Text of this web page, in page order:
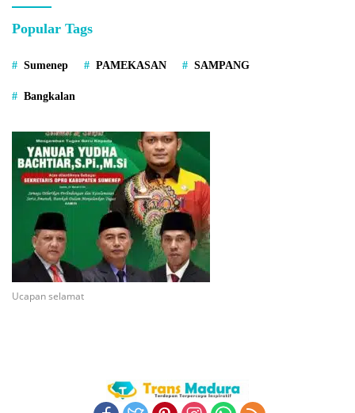
Popular Tags
Sumenep PAMEKASAN SAMPANG
Bangkalan
Ucapan selamat